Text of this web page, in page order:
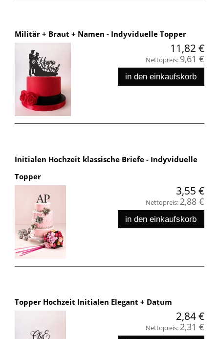
Militär + Braut + Namen - Indyviduelle Topper
11,82 €
Nettopreis: 9,61 €
in den einkaufskorb
Initialen Hochzeit klassische Briefe - Indyviduelle
Topper
3,55 €
Nettopreis: 2,88 €
in den einkaufskorb
Topper Hochzeit Initialen Elegant + Datum
2,84 €
Nettopreis: 2,31 €